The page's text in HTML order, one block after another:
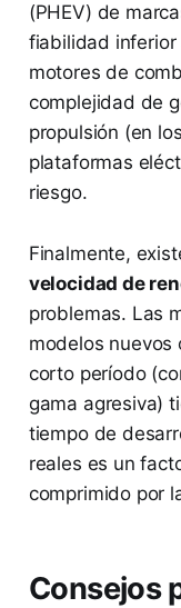
(PHEV) de
fiabilidad inferior
motores de
complejidad de
propulsión (en
plataformas
riesgo.
Finalmente,
velocidad de
problemas. Las
modelos nuevos
corto período
gama agresiva)
tiempo de
reales es un
comprimido por
Consejos